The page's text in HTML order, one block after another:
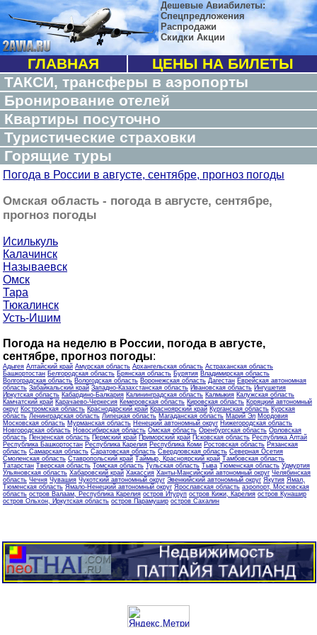
Дешевые Авиабилеты:
Спецпредложения
Распродажи
Скидки Акции
ГЛАВНАЯ
ЦЕНЫ НА БИЛЕТЫ
ТАКСИ, трансферы в аэропорты
Бронирование отелей
Квартиры посуточно
Туристические страховки
Горящие туры
Погода в России в августе, сентябре, прогноз погоды
Омская область - погода в августе, сентябре,
прогноз погоды
Исилькуль
Калачинск
Называевск
Омск
Тара
Тюкалинск
Усть-Ишим
Погода на неделю в России, погода в августе,
сентябре, прогноз погоды:
Адыгея Алтайский край Амурская область Архангельская область Астраханская область
Башкортостан Белгородская область Брянская область Бурятия Владимирская область
Волгоградская область Вологодская область Воронежская область Дагестан Еврейская автономная
область Забайкальский край Западно-Казахстанская область Ивановская область Ингушетия
Иркутская область Кабардино-Балкария Калининградская область Калмыкия Калужская область
Камчатский край Карачаево-Черкесия Кемеровская область Кировская область Коряцкий автономный
округ Костромская область Краснодарский край Красноярский край Курганская область Курская
область Ленинградская область Липецкая область Магаданская область Марий Эл Мордовия
Московская область Мурманская область Ненецкий автономный округ Нижегородская область
Новгородская область Новосибирская область Омская область Оренбургская область Орловская
область Пензенская область Пермский край Приморский край Псковская область Республика Алтай
Республика Башкортостан Республика Карелия Республика Коми Ростовская область Рязанская
область Самарская область Саратовская область Свердловская область Северная Осетия
Смоленская область Ставропольский край Таймыр, Красноярский край Тамбовская область
Татарстан Тверская область Томская область Тульская область Тыва Тюменская область Удмуртия
Ульяновская область Хабаровский край Хакассия Ханты-Мансийский автономный округ Челябинская
область Чечня Чувашия Чукотский автономный округ Эвенкийский автономный округ Якутия Ямал,
Тюменская область Ямало-Ненецкий автономный округ Ярославская область аэропорт, Московская
область остров Валаам, Республика Карелия остров Итуруп остров Кижи, Карелия остров Кунашир
остров Ольхон, Иркутская область остров Парамушир остров Сахалин